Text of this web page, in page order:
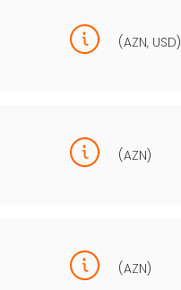
(AZN, USD)
(AZN)
(AZN)